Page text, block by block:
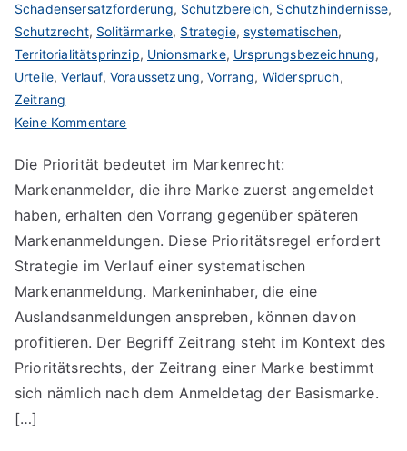
Schadensersatzforderung, Schutzbereich, Schutzhindernisse,
Schutzrecht, Solitärmarke, Strategie,systematischen,
Territorialitätsprinzip, Unionsmarke, Ursprungsbezeichnung,
Urteile,Verlauf, Voraussetzung,Vorrang, Widerspruch,
Zeitrang
Keine Kommentarezu
im
Markenrecht
Die Priorität bedeutet im Markenrecht:
Markenanmelder, die ihre Marke zuerst angemeldet
haben, erhalten den Vorrang gegenüber späteren
Markenanmeldungen. Diese Prioritätsregel erfordert
Strategie im Verlauf einer systematischen
Markenanmeldung. Markeninhaber, die eine
Auslandsanmeldungen anspreben, können davon
profitieren. Der Begriff Zeitrang steht im Kontext des
Prioritätsrechts, der Zeitrang einer Marke bestimmt
sich nämlich nach dem Anmeldetag der Basismarke.
[…]